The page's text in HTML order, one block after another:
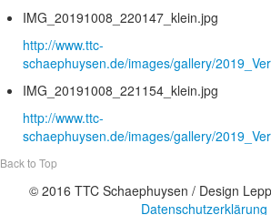
IMG_20191008_220147_klein.jpg
http://www.ttc-
schaephuysen.de/images/gallery/
IMG_20191008_221154_klein.jpg
http://www.ttc-
schaephuysen.de/images/gallery/
Back to Top
© 2016 TTC Schaephuysen / Design
Datenschutzerklärung